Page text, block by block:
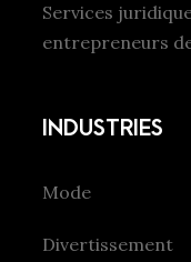
Services
entrepreneurs
INDUSTRIES
Mode
Divertissement